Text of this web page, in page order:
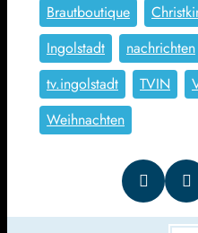
Brautboutique
Ingolstadt
nachrichten
tv.ingolstadt
TVIN
Weihnachten